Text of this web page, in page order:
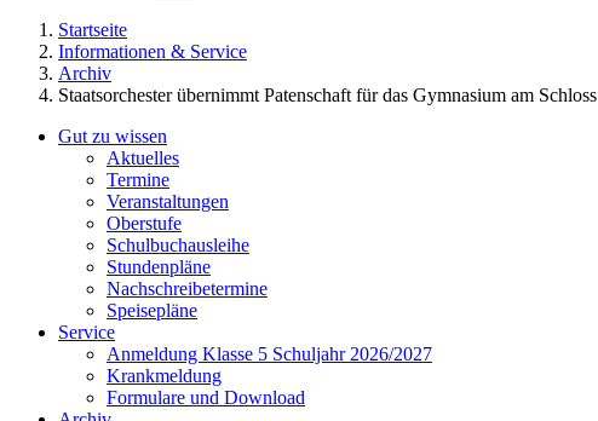
Startseite
Informationen & Service
Archiv
Staatsorchester übernimmt Patenschaft für das Gymnasium am Schloss
Gut zu wissen
Aktuelles
Termine
Veranstaltungen
Oberstufe
Schulbuchausleihe
Stundenpläne
Nachschreibetermine
Speisepläne
Service
Anmeldung Klasse 5 Schuljahr 2026/2027
Krankmeldung
Formulare und Download